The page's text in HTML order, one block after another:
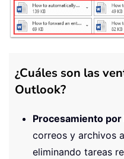
¿Cuáles son las
Outlook?
Procesamiento
correos y archivos
eliminando tareas